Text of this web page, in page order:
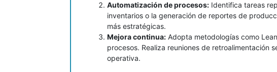
Automatización de procesos: Identifica tareas
inventarios o la generación de reportes de
más estratégicas.
Mejora continua: Adopta metodologías como
procesos. Realiza reuniones de retroalimentación
operativa.